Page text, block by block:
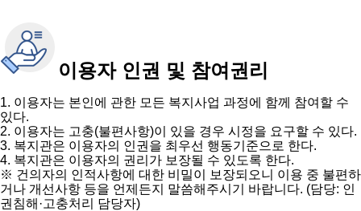
이용자 인권 및 참여권리
1. 이용자는 본인에 관한 모든 복지사업 과정에 함께 참여할 수
있다.
2. 이용자는 고충(불편사항)이 있을 경우 시정을 요구할 수 있다.
3. 복지관은 이용자의 인권을 최우선 행동기준으로 한다.
4. 복지관은 이용자의 권리가 보장될 수 있도록 한다.
※ 건의자의 인적사항에 대한 비밀이 보장되오니 이용 중 불편하
거나 개선사항 등을 언제든지 말씀해주시기 바랍니다. (담당: 인
권침해·고충처리 담당자)